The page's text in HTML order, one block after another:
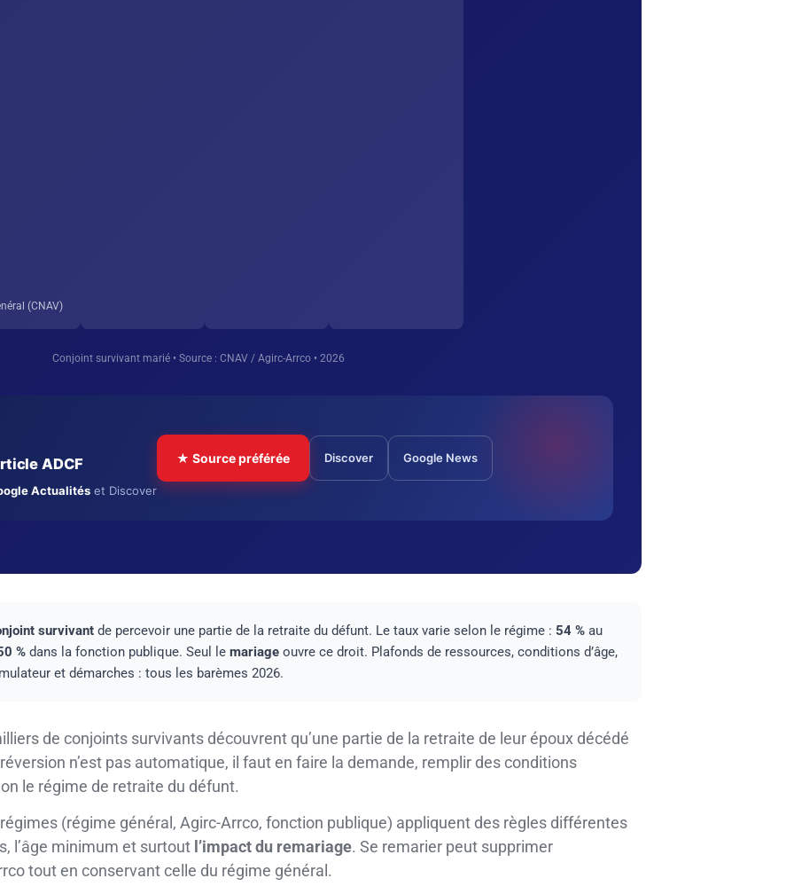
(CNAV)
Conjoint survivant marié • Source : CNAV / Agirc-Arrco • 2026
ADCF
Actualités et Discover
★ Source préférée Discover Google News
survivant de percevoir une partie de la retraite du défunt. Le taux varie selon le régime : 54 % au
% dans la fonction publique. Seul le mariage ouvre ce droit. Plafonds de ressources, conditions d’âge,
et démarches : tous les barèmes 2026.
de conjoints survivants découvrent qu’une partie de la retraite de leur époux décédé
n’est pas automatique, il faut en faire la demande, remplir des conditions
le régime de retraite du défunt.
(régime général, Agirc-Arrco, fonction publique) appliquent des règles différentes
l’âge minimum et surtout l’impact du remariage. Se remarier peut supprimer
tout en conservant celle du régime général.